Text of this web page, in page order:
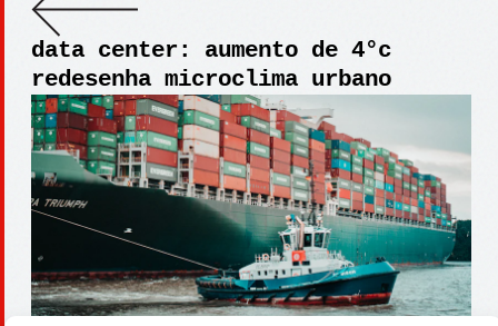
data center: aumento de 4°c
redesenha microclima urbano